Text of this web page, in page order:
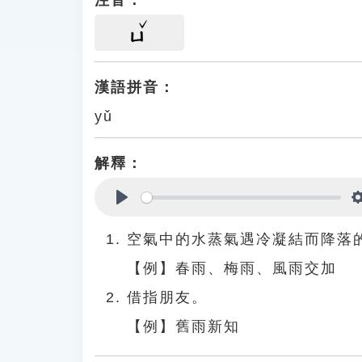
ㄩ
漢語拼音：
yǔ
解釋：
空氣中的水蒸氣遇冷凝結而降落
【例】春雨、梅雨、風雨交加
借指朋友。
【例】舊雨新知